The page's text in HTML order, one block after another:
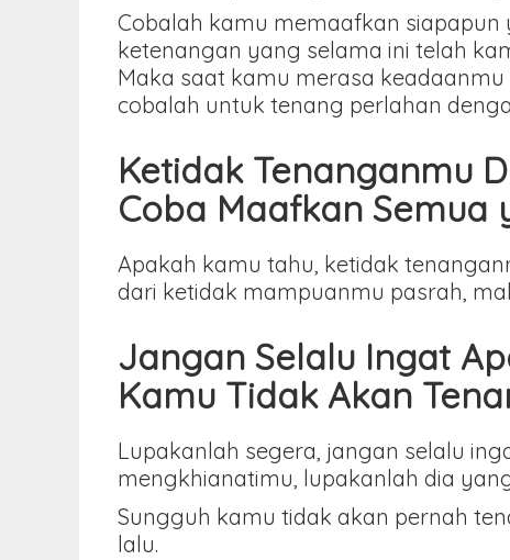
Cobalah kamu memaafkan
ketenangan yang selama ini telah
Maka saat kamu merasa
cobalah untuk tenang perlahan
Ketidak Tenanganmu
Coba Maafkan Semua
Apakah kamu tahu, ketidak
dari ketidak mampuanmu pasrah,
Jangan Selalu Ingat
Kamu Tidak Akan
Lupakanlah segera, jangan selalu
mengkhianatimu, lupakanlah dia
Sungguh kamu tidak akan pernah
lalu.